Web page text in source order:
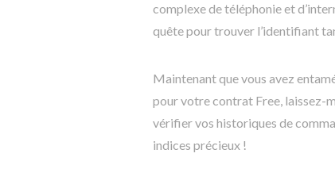
complexe de téléphonie et
quête pour trouver l’identifiant
Maintenant que vous avez
pour votre contrat Free, laissez-
vérifier vos historiques de
indices précieux !